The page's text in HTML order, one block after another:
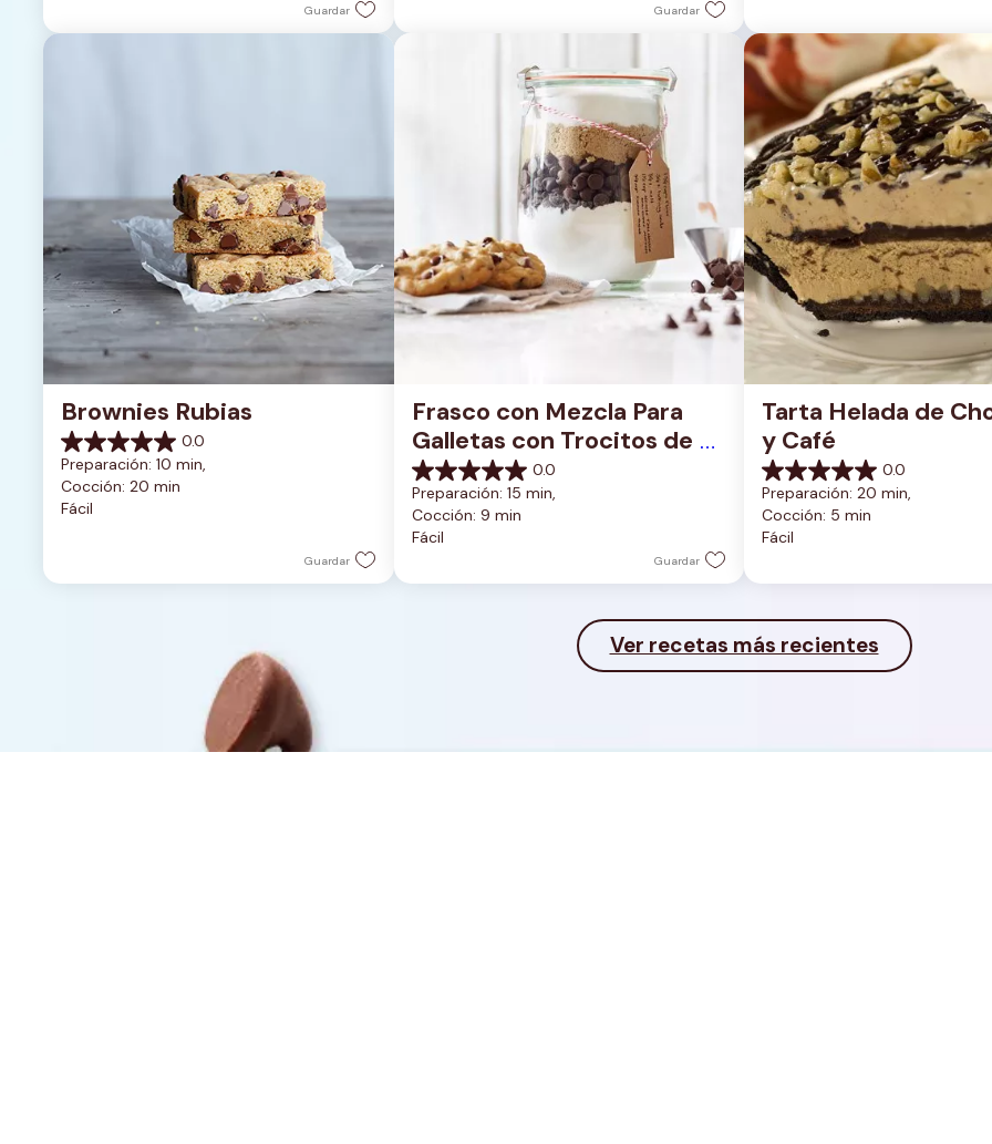
reseña
Guardar Guardar
Brownies Rubias
0.0
0.0
de
5
estrellas.
Preparación: 10 min,
Cocción: 20 min
Fácil
Guardar
Frasco con Mezcla Para
Galletas con Trocitos de
Chocolate 0.0
0.0
de
5
estrellas.
Preparación: 15 min,
Cocción: 9 min
Fácil
Guardar
Tarta Helada de
y Café
0.0
0.0
de
5
estrellas.
Preparación: 20 min,
Cocción: 5 min
Fácil
Ver recetas más recientes